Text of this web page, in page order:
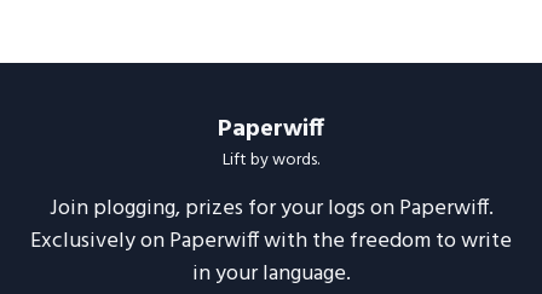
Paperwiff
Lift by words.
Join plogging, prizes for your logs on Paperwiff.
Exclusively on Paperwiff with the freedom to write
in your language.